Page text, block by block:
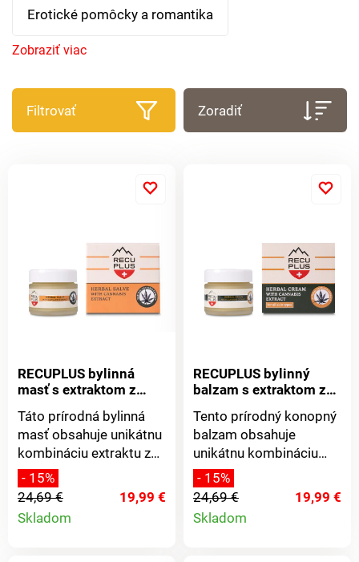
Erotické pomôcky a romantika
Zobraziť viac
Filtrovať Zoradiť
RECUPLUS bylinná
masť s extraktom z
Táto prírodná bylinná
masť obsahuje unikátnu
kombináciu extraktu z
rastliny Cannabis Sativa
Linnaeus s prírodnými
olejmi a vzácnymi
esenciami.
- 15%
24,69 €
19,99 €
Skladom
Detail
RECUPLUS bylinný
balzam s extraktom z
Tento prírodný konopný
balzam obsahuje
unikátnu kombináciu
extraktu z rastliny
Cannabis Sativa
Linnaeus s prírodnými
olejmi. a vzácnymi
- 15%
24,69 €
19,99 €
Skladom
Detail